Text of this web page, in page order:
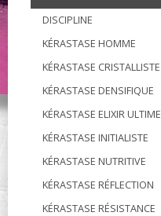
DISCIPLINE
KÉRASTASE HOMME
KÉRASTASE CRISTALLISTE
KÉRASTASE DENSIFIQUE
KÉRASTASE ELIXIR ULTIME
KÉRASTASE INITIALISTE
KÉRASTASE NUTRITIVE
KÉRASTASE RÉFLECTION
KÉRASTASE RÉSISTANCE